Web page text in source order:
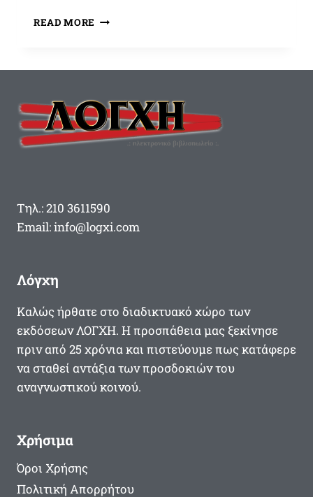
READ MORE
Η
ΆΛΩΣΗ
ΤΗΣ
ΤΡΙΠΟΛΙΤΣΆΣ
Τηλ.: 210 3611590
Email: info@logxi.com
Λόγχη
Καλώς ήρθατε στο διαδικτυακό χώρο των
εκδόσεων ΛΟΓΧΗ. Η προσπάθεια μας ξεκίνησε
πριν από 25 χρόνια και πιστεύουμε πως κατάφερε
να σταθεί αντάξια των προσδοκιών του
αναγνωστικού κοινού.
Χρήσιμα
Όροι Χρήσης
Πολιτική Απορρήτου